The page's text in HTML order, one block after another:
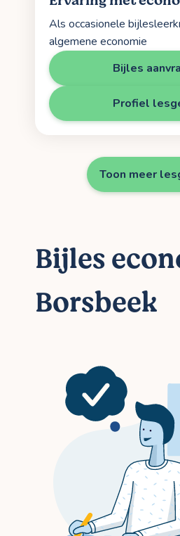
Als occasionele
algemene economie
Bijles
Profiel
Toon meer
Bijles
Borsbeek